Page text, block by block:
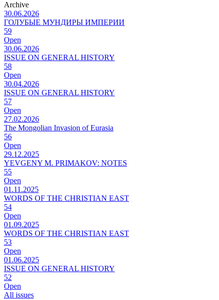
Archive
30.06.2026
ГОЛУБЫЕ МУНДИРЫ ИМПЕРИИ
59
Open
30.06.2026
ISSUE ON GENERAL HISTORY
58
Open
30.04.2026
ISSUE ON GENERAL HISTORY
57
Open
27.02.2026
The Mongolian Invasion of Eurasia
56
Open
29.12.2025
YEVGENY M. PRIMAKOV: NOTES
55
Open
01.11.2025
WORDS OF THE CHRISTIAN EAST
54
Open
01.09.2025
WORDS OF THE CHRISTIAN EAST
53
Open
01.06.2025
ISSUE ON GENERAL HISTORY
52
Open
All issues